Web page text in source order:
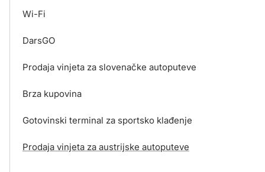
Wi-Fi
DarsGO
Prodaja vinjeta za slovenačke autoputeve
Brza kupovina
Gotovinski terminal za sportsko klađenje
Prodaja vinjeta za austrijske autoputeve